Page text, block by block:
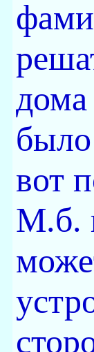
было
вот
М.б.